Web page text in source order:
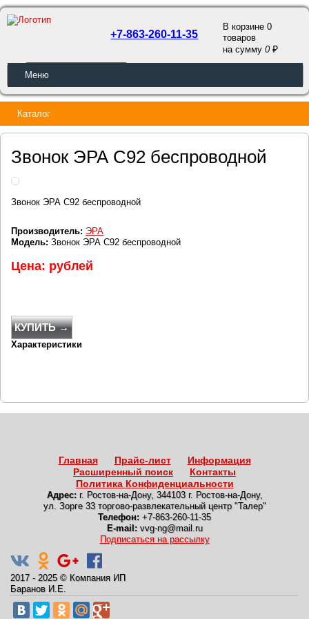
ОБРАТНЫЙ ЗВОНОК
+7-863-260-11-35
В корзине 0
товаров
на сумму0
Меню
Каталог
Звонок ЭРА C92 беспроводной
Звонок ЭРА C92 беспроводной
Производитель: ЭРА
Модель: Звонок ЭРА C92 беспроводной
Цена: рублей
КУПИТЬ →
Характеристики
Главная Прайс-лист
Информация
Расширенный поиск
Контакты
Политика Конфиденциальности
Адрес: г. Ростов-на-Дону, 344103 г. Ростов-на-Дону,
ул. Зорге 33 торгово-развлекательный центр "Талер"
Телефон: +7-863-260-11-35
E-mail: vvg-ng@mail.ru
Подписаться на рассылку
2017 - 2025 © Компания ИП
Баранов И.Е.